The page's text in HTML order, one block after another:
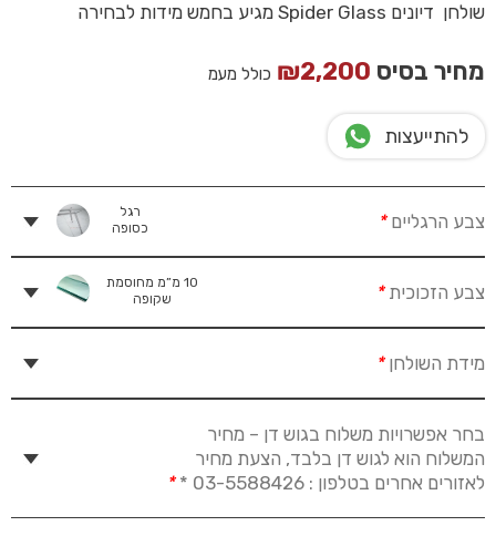
שולחן דיונים Spider Glass מגיע בחמש מידות לבחירה
מחיר בסיס ₪2,200 כולל מעמ
להתייעצות
צבע הרגליים*
רגל
כסופה
צבע הזכוכית*
10 מ”מ מחוסמת
שקופה
מידת השולחן*
בחר אפשרויות משלוח בגוש דן – מחיר
המשלוח הוא לגוש דן בלבד, הצעת מחיר
לאזורים אחרים בטלפון : 03-5588426 *
*